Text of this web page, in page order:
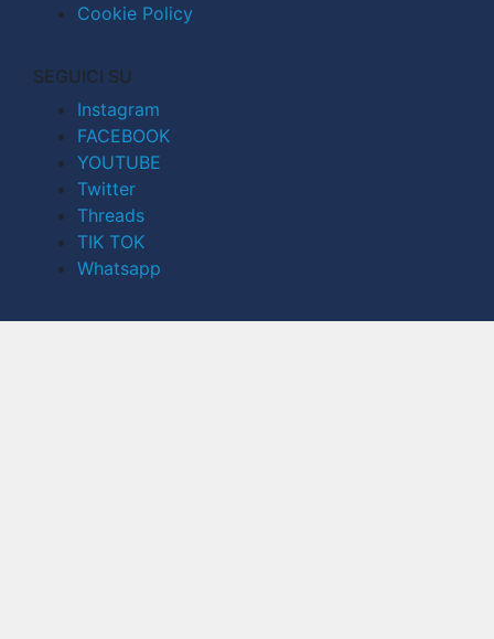
Cookie Policy
SEGUICI SU
Instagram
FACEBOOK
YOUTUBE
Twitter
Threads
TIK TOK
Whatsapp